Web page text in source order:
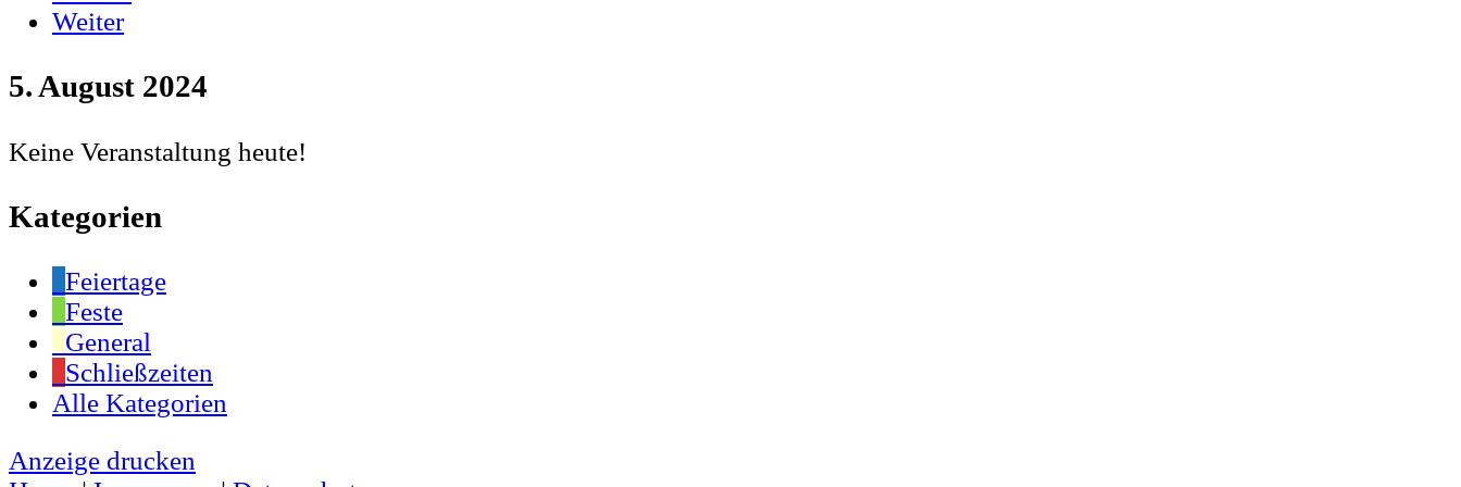
Weiter
5. August 2024
Keine Veranstaltung heute!
Kategorien
Feiertage
Feste
General
Schließzeiten
Alle Kategorien
Anzeige drucken